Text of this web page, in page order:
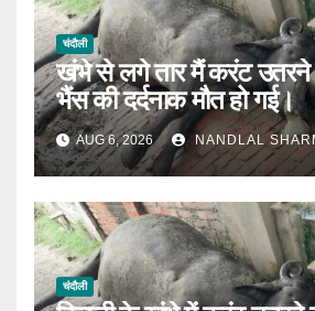
चंदौली
खंभे से लगे तार मैं करंट उतरने
भैंस की दर्दनाक मौत हो गई।
AUG 6, 2026 NANDLAL
चंदौली